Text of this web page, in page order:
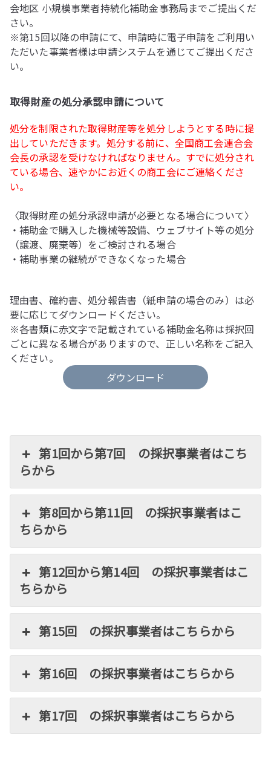
会地区 小規模事業者持続化補助金事務局までご提出くだ
さい。
※第15回以降の申請にて、申請時に電子申請をご利用い
ただいた事業者様は申請システムを通じてご提出くださ
い。
取得財産の処分承認申請について
処分を制限された取得財産等を処分しようとする時に提
出していただきます。処分する前に、全国商工会連合会
会長の承認を受けなければなりません。すでに処分され
ている場合、速やかにお近くの商工会にご連絡くださ
い。
〈取得財産の処分承認申請が必要となる場合について〉
・補助金で購入した機械等設備、ウェブサイト等の処分
（譲渡、廃棄等）をご検討される場合
・補助事業の継続ができなくなった場合
理由書、確約書、処分報告書（紙申請の場合のみ）は必
要に応じてダウンロードください。
※各書類に赤文字で記載されている補助金名称は採択回
ごとに異なる場合がありますので、正しい名称をご記入
ください。
ダウンロード
第1回から第7回 の採択事業者はこち
らから
第8回から第11回 の採択事業者はこ
ちらから
第12回から第14回 の採択事業者はこ
ちらから
第15回 の採択事業者はこちらから
第16回 の採択事業者はこちらから
第17回 の採択事業者はこちらから